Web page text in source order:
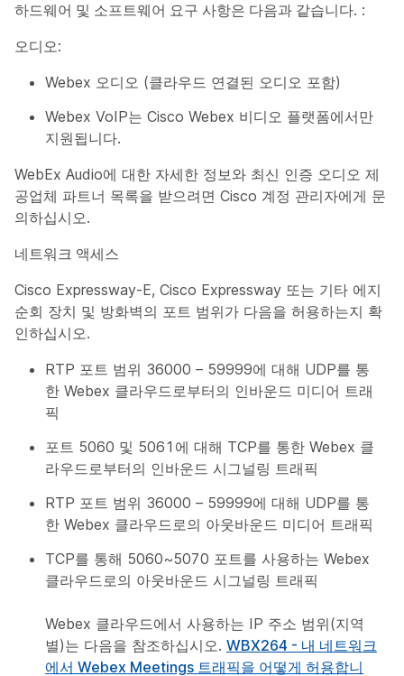
하드웨어 및 소프트웨어 요구 사항은 다음과 같습니다. :
오디오:
Webex 오디오 (클라우드 연결된 오디오 포함)
Webex VoIP는 Cisco Webex 비디오 플랫폼에서만
지원됩니다.
WebEx Audio에 대한 자세한 정보와 최신 인증 오디오 제
공업체 파트너 목록을 받으려면 Cisco 계정 관리자에게 문
의하십시오.
네트워크 액세스
Cisco Expressway-E, Cisco Expressway 또는 기타 에지
순회 장치 및 방화벽의 포트 범위가 다음을 허용하는지 확
인하십시오.
RTP 포트 범위 36000 – 59999에 대해 UDP를 통
한 Webex 클라우드로부터의 인바운드 미디어 트래
픽
포트 5060 및 5061에 대해 TCP를 통한 Webex 클
라우드로부터의 인바운드 시그널링 트래픽
RTP 포트 범위 36000 – 59999에 대해 UDP를 통
한 Webex 클라우드로의 아웃바운드 미디어 트래픽
TCP를 통해 5060~5070 포트를 사용하는 Webex
클라우드로의 아웃바운드 시그널링 트래픽
Webex 클라우드에서 사용하는 IP 주소 범위(지역
별)는 다음을 참조하십시오. WBX264 - 내 네트워크
에서 Webex Meetings 트래픽을 어떻게 허용합니